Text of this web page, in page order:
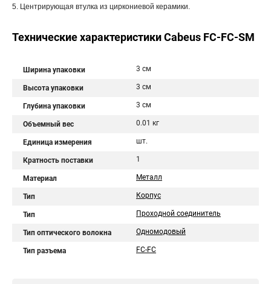
5. Центрирующая втулка из циркониевой керамики.
Технические характеристики Cabeus FC-FC-SM
Ширина упаковки 3 см
Высота упаковки 3 см
Глубина упаковки 3 см
Объемный вес 0.01 кг
Единица измерения шт.
Кратность поставки 1
Материал Металл
Тип Корпус
Тип Проходной соединитель
Тип оптического волокна Одномодовый
Тип разъема FC-FC